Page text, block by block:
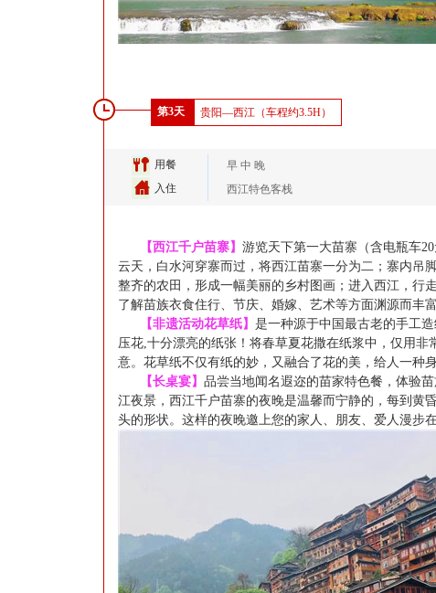
第3天 贵阳—西江（车程约3.5H）
用餐
早 中 晚
入住
西江特色客栈
【西江千户苗寨】 游览天下第一大苗寨（含电瓶车20
云天，白水河穿寨而过，将西江苗寨一分为二；寨内吊
整齐的农田，形成一幅美丽的乡村图画；进入西江，行
了解苗族衣食住行、节庆、婚嫁、艺术等方面渊源而丰
【非遗活动花草纸】 是一种源于中国最古老的手工
压花,十分漂亮的纸张！将春草夏花撒在纸浆中，仅用
意。花草纸不仅有纸的妙，又融合了花的美，给人一种
【长桌宴】 品尝当地闻名遐迩的苗家特色餐，体验
江夜景，西江千户苗寨的夜晚是温馨而宁静的，每到黄
头的形状。这样的夜晚邀上您的家人、朋友、爱人漫步